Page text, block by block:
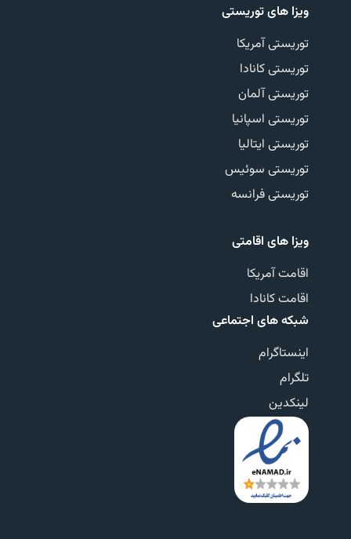
ویزا های توریستی
توریستی آمریکا
توریستی کانادا
توریستی آلمان
توریستی اسپانیا
توریستی ایتالیا
توریستی سوئیس
توریستی فرانسه
ویزا های اقامتی
اقامت آمریکا
اقامت کانادا
شبکه های اجتماعی
اینستاگرام
تلگرام
لینکدین